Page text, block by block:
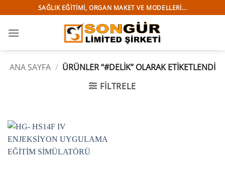
atla
SAĞLIK EĞITIMI, ORGAN MAKET VE MODELLERI...
ANA SAYFA / ÜRÜNLER “#DELIK” OLARAK ETIKETLENDI
FILTRELE